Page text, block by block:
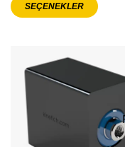
SEÇENEKLER